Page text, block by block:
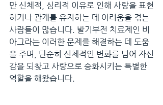
만 신체적, 심리적 이유로 인해 사랑을 표현
하거나 관계를 유지하는 데 어려움을 겪는
사람들이 많습니다. 발기부전 치료제인 비
아그라는 이러한 문제를 해결하는 데 도움
을 주며, 단순히 신체적인 변화를 넘어 자신
감을 되찾고 사랑으로 승화시키는 특별한
역할을 해왔습니다.